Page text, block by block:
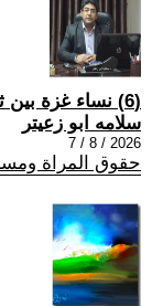
(6) نساء غزة بين ثقل الواقع وضرورة التعافي
سلامه ابو زعيتر
2026 / 8 / 7
حقوق المراة